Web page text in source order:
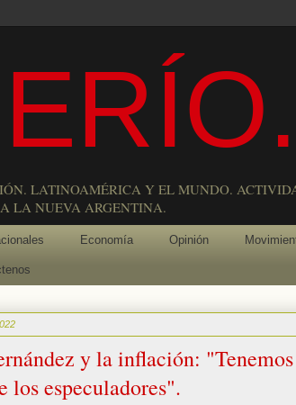
LATINOAMÉRICA Y EL MUNDO.
LA NUEVA ARGENTINA.
Economía Opinión
y la inflación:
los especuladores".